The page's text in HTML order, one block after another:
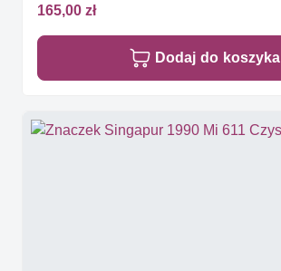
165,00 zł
Dodaj do koszyka